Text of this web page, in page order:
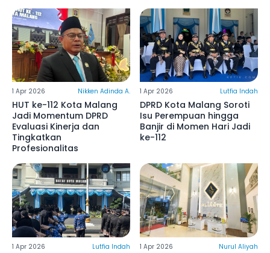
1 Apr 2026 Nikken Adinda A.
HUT ke-112 Kota Malang
Jadi Momentum DPRD
Evaluasi Kinerja dan
Tingkatkan
Profesionalitas
1 Apr 2026 Lutfia Indah
DPRD Kota Malang Soroti
Isu Perempuan hingga
Banjir di Momen Hari Jadi
ke-112
1 Apr 2026 Lutfia Indah 1 Apr 2026 Nurul Aliyah